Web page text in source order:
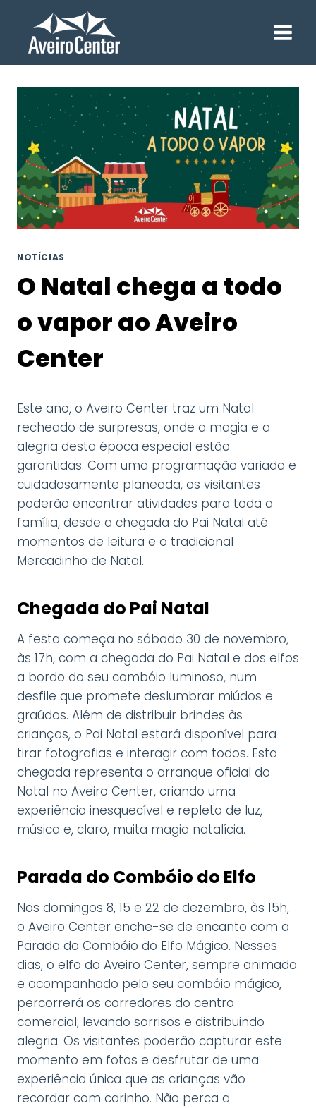
content
NOTÍCIAS
O Natal chega a todo
o vapor ao Aveiro
Center
Este ano, o Aveiro Center traz um Natal
recheado de surpresas, onde a magia e a
alegria desta época especial estão
garantidas. Com uma programação variada e
cuidadosamente planeada, os visitantes
poderão encontrar atividades para toda a
família, desde a chegada do Pai Natal até
momentos de leitura e o tradicional
Mercadinho de Natal.
Chegada do Pai Natal
A festa começa no sábado 30 de novembro,
às 17h, com a chegada do Pai Natal e dos elfos
a bordo do seu combóio luminoso, num
desfile que promete deslumbrar miúdos e
graúdos. Além de distribuir brindes às
crianças, o Pai Natal estará disponível para
tirar fotografias e interagir com todos. Esta
chegada representa o arranque oficial do
Natal no Aveiro Center, criando uma
experiência inesquecível e repleta de luz,
música e, claro, muita magia natalícia.
Parada do Combóio do Elfo
Nos domingos 8, 15 e 22 de dezembro, às 15h,
o Aveiro Center enche-se de encanto com a
Parada do Combóio do Elfo Mágico. Nesses
dias, o elfo do Aveiro Center, sempre animado
e acompanhado pelo seu combóio mágico,
percorrerá os corredores do centro
comercial, levando sorrisos e distribuindo
alegria. Os visitantes poderão capturar este
momento em fotos e desfrutar de uma
experiência única que as crianças vão
recordar com carinho. Não perca a